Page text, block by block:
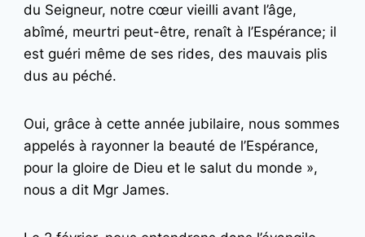
du Seigneur, notre cœur vieilli avant l’âge,
abîmé, meurtri peut-être, renaît à l’Espérance; il
est guéri même de ses rides, des mauvais plis
dus au péché.
Oui, grâce à cette année jubilaire, nous sommes
appelés à rayonner la beauté de l’Espérance,
pour la gloire de Dieu et le salut du monde »,
nous a dit Mgr James.